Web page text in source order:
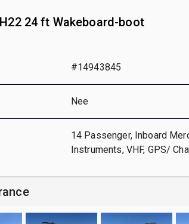
24 ft Wakeboard-boot
#14943845
Nee
14 Passenger, Inboard
Instruments, VHF, GPS/